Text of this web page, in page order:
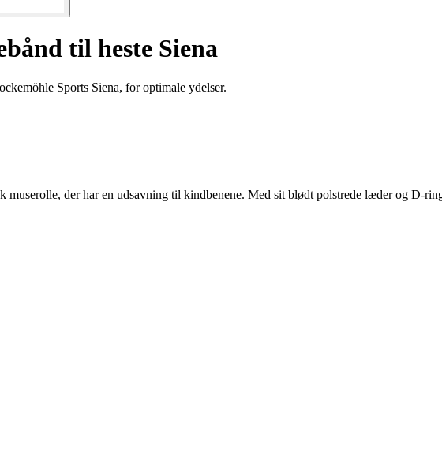
til heste Siena
Sports Siena, for optimale ydelser.
der har en udsavning til kindbenene. Med sit blødt polstrede læder og D-